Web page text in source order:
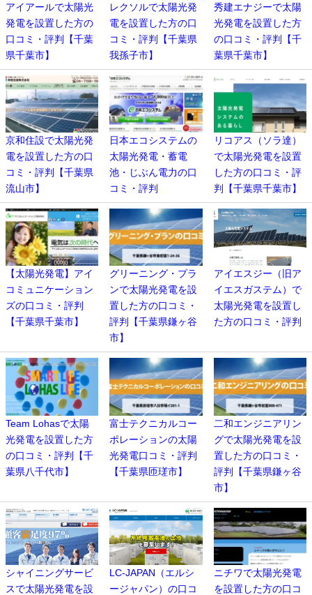
アイアールで太陽光
発電を設置した方の
口コミ・評判【千葉
県千葉市】
レクソルで太陽光発
電を設置した方の口
コミ・評判【千葉県
我孫子市】
秀建エナジーで太陽
光発電を設置した方
の口コミ・評判【千
葉県千葉市】
京和住設で太陽光発
電を設置した方の口
コミ・評判【千葉県
流山市】
日本エコシステムの
太陽光発電・蓄電
池・じぶん電力の口
コミ・評判
リコアス（ソラ達）
で太陽光発電を設置
した方の口コミ・評
判【千葉県千葉市】
【太陽光発電】アイ
コミュニケーション
ズの口コミ・評判
【千葉県千葉市】
グリーニング・プラ
ンで太陽光発電を設
置した方の口コミ・
評判【千葉県鎌ヶ谷
市】
アイエスジー（旧ア
イエスガステム）で
太陽光発電を設置し
た方の口コミ・評判
Team Lohasで太陽
光発電を設置した方
の口コミ・評判【千
葉県八千代市】
富士テクニカルコー
ポレーションの太陽
光発電口コミ・評判
【千葉県匝瑳市】
二和エンジニアリン
グで太陽光発電を設
置した方の口コミ・
評判【千葉県鎌ヶ谷
市】
シャイニングサービ
スで太陽光発電を設
LC-JAPAN（エルシ
ージャパン）の口コ
ニチワで太陽光発電
を設置した方の口コ